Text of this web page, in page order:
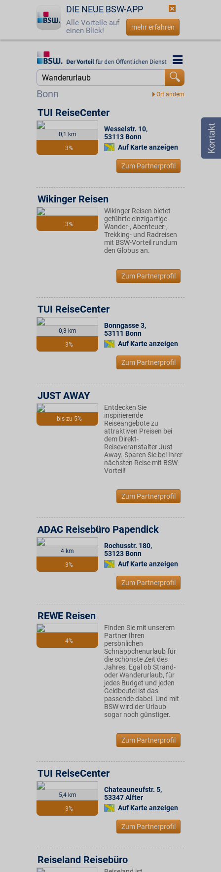
DIE NEUE BSW-APP
Alle Vorteile auf
einen Blick!
mehr erfahren
Startseite
☎ 0800 - 279 25 82
Bonn
Startseite
0,1 km
3%
TUI ReiseCenter
Wesselstr. 10,
53113 Bonn
Auf Karte anzeigen
Zum Partnerprofil
3%
Wikinger Reisen
Wikinger Reisen bietet
geführte einzigartige
Wander-, Abenteuer-,
Trekking- und Radreisen
mit BSW-Vorteil rundum
den Globus an.
Zum Partnerprofil
0,3 km
3%
TUI ReiseCenter
Bonngasse 3,
53111 Bonn
Auf Karte anzeigen
Zum Partnerprofil
bis zu 5%
JUST AWAY
Entdecken Sie
inspirierende
Reiseangebote zu
attraktiven Preisen bei
dem Direkt-
Reiseveranstalter Just
Away. Sparen Sie bei Ihrer
nächsten Reise mit BSW-
Vorteil!
Zum Partnerprofil
4 km
3%
ADAC Reisebüro Papendick
Rochusstr. 180,
53123 Bonn
Auf Karte anzeigen
Zum Partnerprofil
4%
REWE Reisen
Finden Sie mit unserem
Partner Ihren
persönlichen
Schnäppchenurlaub für
die schönste Zeit des
Jahres. Egal ob Strand-
oder Wanderurlaub, für
jedes Budget und jeden
Geldbeutel ist das
passende dabei. Und mit
BSW wird der Urlaub
sogar noch günstiger.
Zum Partnerprofil
5,4 km
3%
TUI ReiseCenter
Chateauneufstr. 5,
53347Alfter
Auf Karte anzeigen
Zum Partnerprofil
Reiseland Reisebüro